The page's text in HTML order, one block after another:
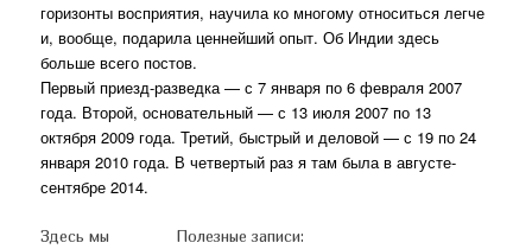
горизонты восприятия, научила ко многому относиться легче
и, вообще, подарила ценнейший опыт. Об Индии здесь
больше всего постов.
Первый приезд-разведка — с 7 января по 6 февраля 2007
года. Второй, основательный — с 13 июля 2007 по 13
октября 2009 года. Третий, быстрый и деловой — с 19 по 24
января 2010 года. В четвертый раз я там была в августе-
сентябре 2014.
Здесь мы
Полезные записи: